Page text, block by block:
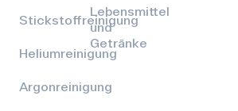
Stickstoffreinigung
Heliumreinigung
Argonreinigung
Lebensmittel
und
Getränke